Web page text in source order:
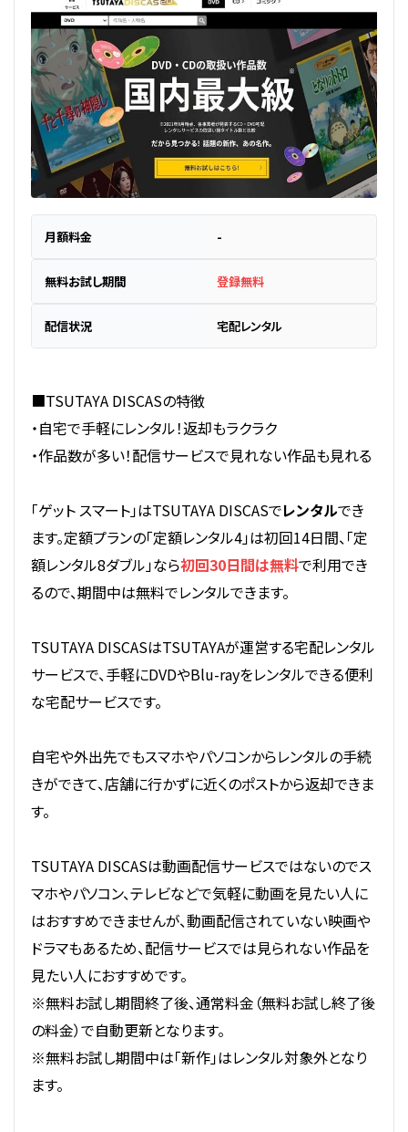
月額料金 -
無料お試し期間 登録無料
配信状況 宅配レンタル
■TSUTAYA DISCASの特徴
・自宅で手軽にレンタル！返却もラクラク
・作品数が多い！配信サービスで見れない作品も見れる
「ゲット スマート」はTSUTAYA DISCASでレンタルでき
ます。定額プランの「定額レンタル4」は初回14日間、「定
額レンタル8ダブル」なら初回30日間は無料で利用でき
るので、期間中は無料でレンタルできます。
TSUTAYA DISCASはTSUTAYAが運営する宅配レンタル
サービスで、手軽にDVDやBlu-rayをレンタルできる便利
な宅配サービスです。
自宅や外出先でもスマホやパソコンからレンタルの手続
きができて、店舗に行かずに近くのポストから返却できま
す。
TSUTAYA DISCASは動画配信サービスではないのでス
マホやパソコン、テレビなどで気軽に動画を見たい人に
はおすすめできませんが、動画配信されていない映画や
ドラマもあるため、配信サービスでは見られない作品を
見たい人におすすめです。
※無料お試し期間終了後、通常料金（無料お試し終了後
の料金）で自動更新となります。
※無料お試し期間中は「新作」はレンタル対象外となり
ます。